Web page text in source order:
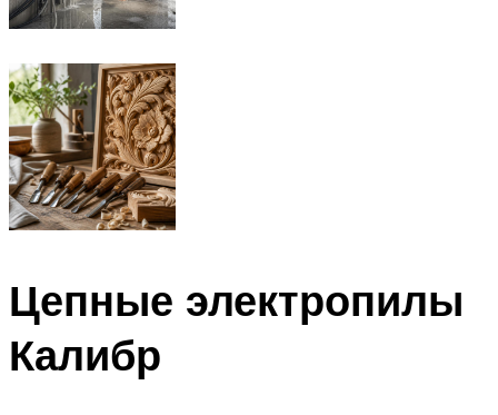
Цепные электропилы
Калибр